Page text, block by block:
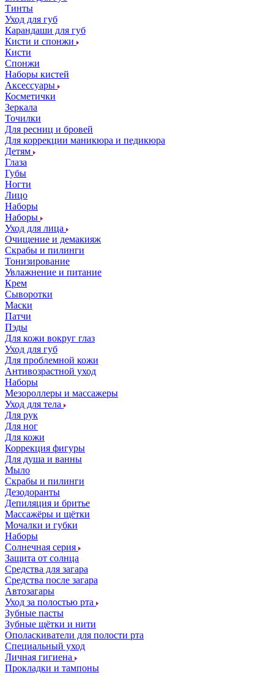
Тинты
Уход для губ
Карандаши для губ
Кисти и спонжи
Кисти
Спонжи
Наборы кистей
Аксессуары
Косметички
Зеркала
Точилки
Для ресниц и бровей
Для коррекции маникюра и педикюра
Детям
Глаза
Губы
Ногти
Лицо
Наборы
Наборы
Уход для лица
Очищение и демакияж
Скрабы и пилинги
Тонизирование
Увлажнение и питание
Крем
Сыворотки
Маски
Патчи
Пэды
Для кожи вокруг глаз
Уход для губ
Для проблемной кожи
Антивозрастной уход
Наборы
Мезороллеры и массажеры
Уход для тела
Для рук
Для ног
Для кожи
Коррекция фигуры
Для душа и ванны
Мыло
Скрабы и пилинги
Дезодоранты
Депиляция и бритье
Массажёры и щётки
Мочалки и губки
Наборы
Солнечная серия
Защита от солнца
Средства для загара
Средства после загара
Автозагары
Уход за полостью рта
Зубные пасты
Зубные щётки и нити
Ополаскиватели для полости рта
Специальный уход
Личная гигиена
Прокладки и тампоны